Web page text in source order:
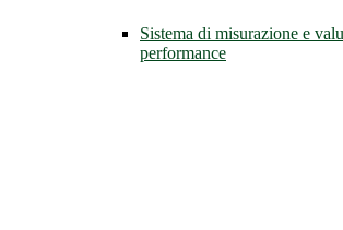
Sistema di misurazione e
performance